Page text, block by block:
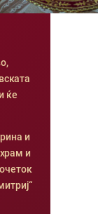
ќе
и
и